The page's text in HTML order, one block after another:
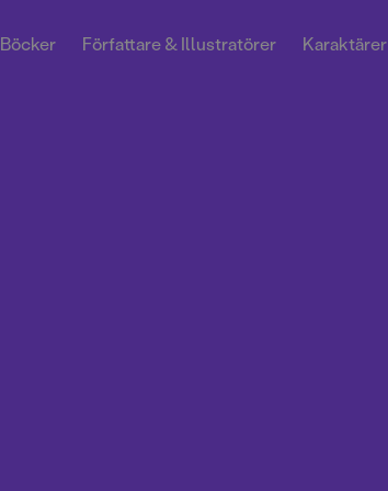
Böcker Författare & Illustratörer Karaktärer